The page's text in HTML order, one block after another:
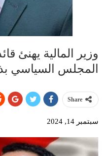
وزير المالية يهنئ
المجلس السياسي
Share
سبتمبر 14, 2024